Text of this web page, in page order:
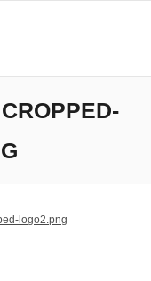
CROPPED-
logo2.png